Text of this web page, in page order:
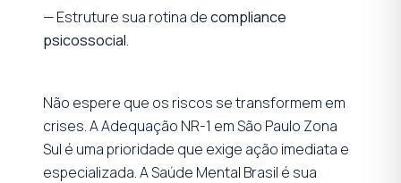
— Estruture sua rotina decompliance
psicossocial.
Não espere que os riscos se transformem em
crises. A Adequação NR-1 em São Paulo Zona
Sul é uma prioridade que exige ação imediata e
especializada. A Saúde Mental Brasil é sua